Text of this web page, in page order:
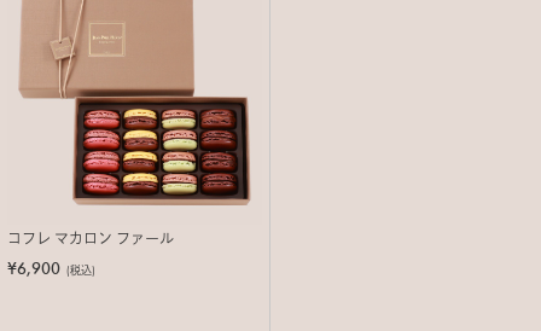
コフレ マカロン ファール
¥6,900 (税込)